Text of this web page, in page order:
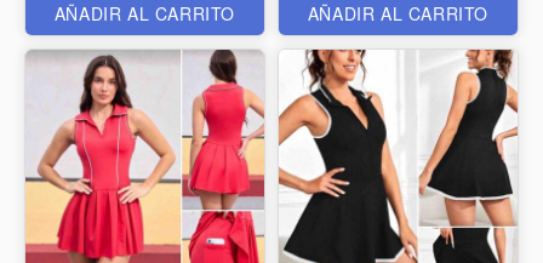
AÑADIR AL CARRITO AÑADIR AL CARRITO